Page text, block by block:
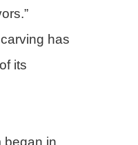
has
its
began in